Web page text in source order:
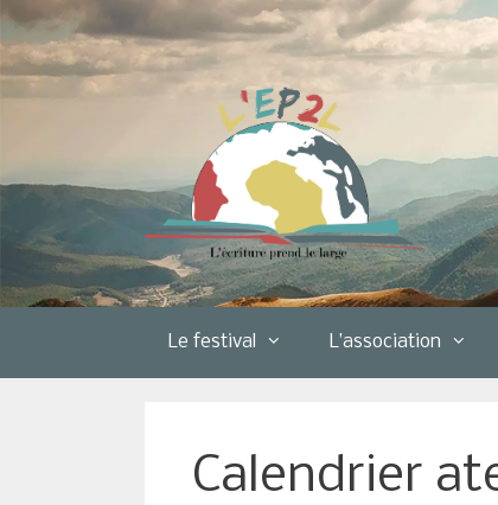
Aller
au
contenu
Le festival L’association
Calendrier